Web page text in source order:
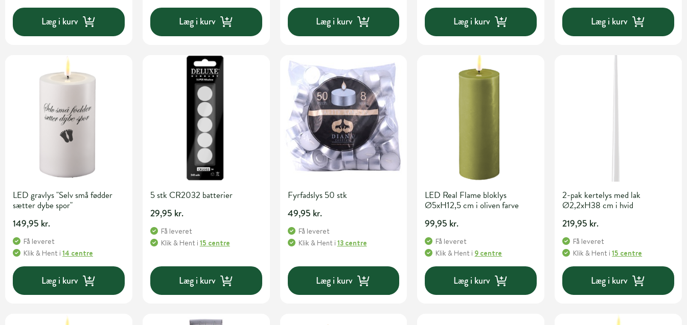
Læg i kurv Læg i kurv Læg i kurv Læg i kurv Læg i kurv
LED gravlys "Selv små fødder
sætter dybe spor"
149,95 kr.
Få leveret
Klik & Hent i 14 centre
Læg i kurv
5 stk CR2032 batterier
29,95 kr.
Få leveret
Klik & Hent i 15 centre
Læg i kurv
Fyrfadslys 50 stk
49,95 kr.
Få leveret
Klik & Hent i 13 centre
Læg i kurv
LED Real Flame bloklys
Ø5xH12,5 cm i oliven farve
99,95 kr.
Få leveret
Klik & Hent i 9 centre
Læg i kurv
2-pak kertelys med lak
Ø2,2xH38 cm i hvid
219,95 kr.
Få leveret
Klik & Hent i15 centre
Læg i kurv